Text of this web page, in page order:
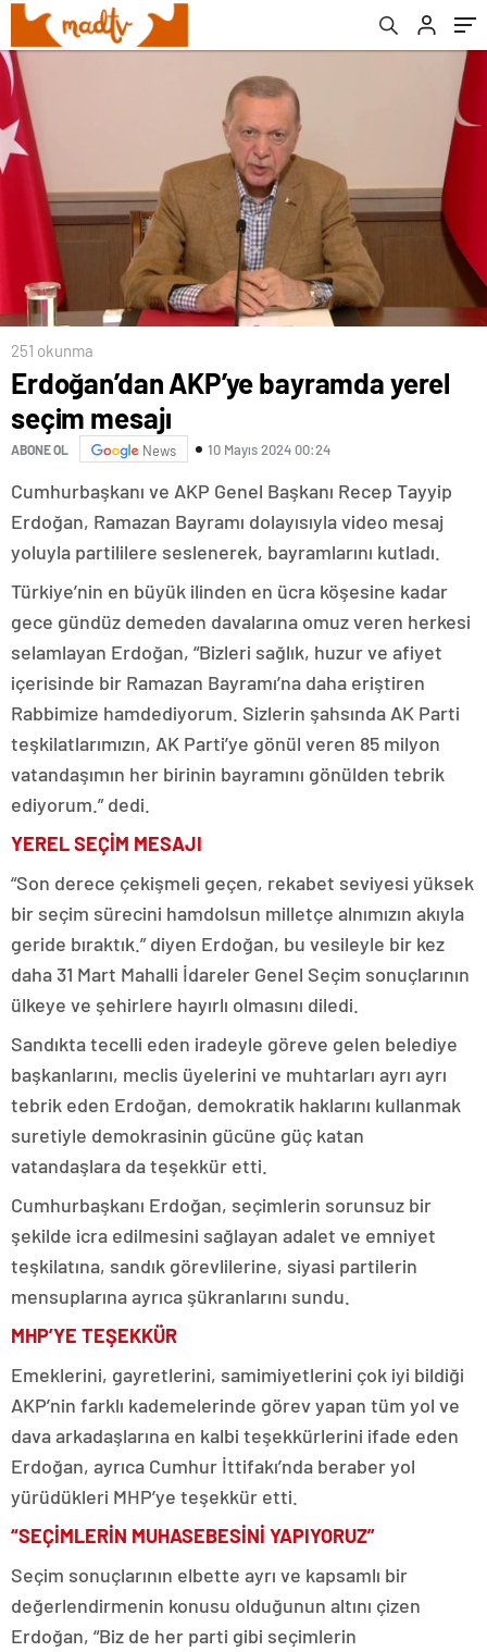
251 okunma
Erdoğan’dan AKP’ye bayramda yerel
seçim mesajı
ABONE OL News 10 Mayıs 2024 00:24
Cumhurbaşkanı ve AKP Genel Başkanı Recep Tayyip
Erdoğan, Ramazan Bayramı dolayısıyla video mesaj
yoluyla partililere seslenerek, bayramlarını kutladı.
Türkiye’nin en büyük ilinden en ücra köşesine kadar
gece gündüz demeden davalarına omuz veren herkesi
selamlayan Erdoğan, “Bizleri sağlık, huzur ve afiyet
içerisinde bir Ramazan Bayramı’na daha eriştiren
Rabbimize hamdediyorum. Sizlerin şahsında AK Parti
teşkilatlarımızın, AK Parti’ye gönül veren 85 milyon
vatandaşımın her birinin bayramını gönülden tebrik
ediyorum.” dedi.
YEREL SEÇİM MESAJI
“Son derece çekişmeli geçen, rekabet seviyesi yüksek
bir seçim sürecini hamdolsun milletçe alnımızın akıyla
geride bıraktık.” diyen Erdoğan, bu vesileyle bir kez
daha 31 Mart Mahalli İdareler Genel Seçim sonuçlarının
ülkeye ve şehirlere hayırlı olmasını diledi.
Sandıkta tecelli eden iradeyle göreve gelen belediye
başkanlarını, meclis üyelerini ve muhtarları ayrı ayrı
tebrik eden Erdoğan, demokratik haklarını kullanmak
suretiyle demokrasinin gücüne güç katan
vatandaşlara da teşekkür etti.
Cumhurbaşkanı Erdoğan, seçimlerin sorunsuz bir
şekilde icra edilmesini sağlayan adalet ve emniyet
teşkilatına, sandık görevlilerine, siyasi partilerin
mensuplarına ayrıca şükranlarını sundu.
MHP’YE TEŞEKKÜR
Emeklerini, gayretlerini, samimiyetlerini çok iyi bildiği
AKP’nin farklı kademelerinde görev yapan tüm yol ve
dava arkadaşlarına en kalbi teşekkürlerini ifade eden
Erdoğan, ayrıca Cumhur İttifakı’nda beraber yol
yürüdükleri MHP’ye teşekkür etti.
“SEÇİMLERİN MUHASEBESİNİ YAPIYORUZ”
Seçim sonuçlarının elbette ayrı ve kapsamlı bir
değerlendirmenin konusu olduğunun altını çizen
Erdoğan, “Biz de her parti gibi seçimlerin